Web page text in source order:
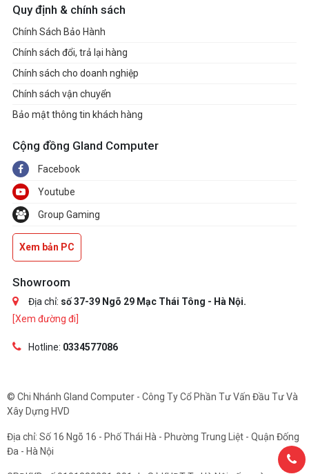
Quy định & chính sách
Chính Sách Bảo Hành
Chính sách đổi, trả lại hàng
Chính sách cho doanh nghiệp
Chính sách vận chuyển
Bảo mật thông tin khách hàng
Cộng đồng Gland Computer
Facebook
Youtube
Group Gaming
Xem bản PC
Showroom
Địa chỉ: số 37-39 Ngõ 29 Mạc Thái Tông - Hà Nội.
[Xem đường đi]
Hotline: 0334577086
© Chi Nhánh Gland Computer - Công Ty Cổ Phần Tư Vấn Đầu Tư Và
Xây Dựng HVD
Địa chỉ: Số 16 Ngõ 16 - Phố Thái Hà - Phường Trung Liệt - Quận Đống
Đa - Hà Nội